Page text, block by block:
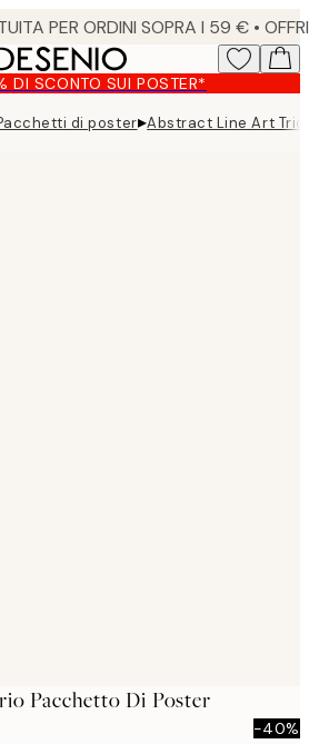
DI SCONTO SUI POSTER*
di poster▸Abstract Line Art
Pacchetto Di Poster
-40%